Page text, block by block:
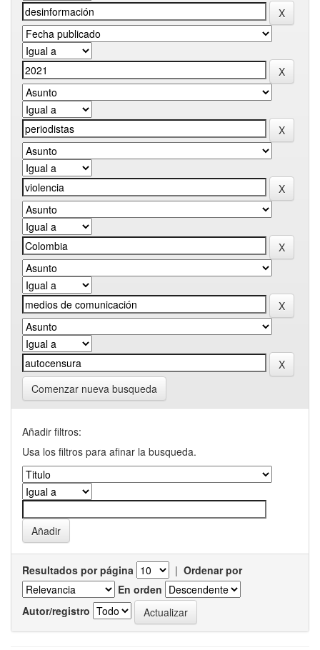
Comenzar nueva busqueda
Añadir filtros:
Usa los filtros para afinar la busqueda.
Resultados por página | Ordenar por
En orden
Autor/registro